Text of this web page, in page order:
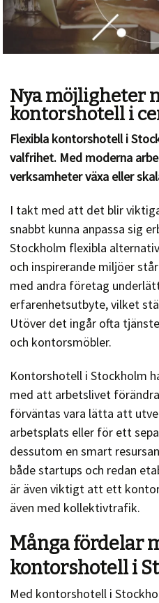
Nya möjligheter
kontorshotell i
Flexibla kontorshotell i
valfrihet. Med moderna
verksamheter växa eller
I takt med att det blir
snabbt kunna anpassa sig
Stockholm flexibla
och inspirerande miljöer
med andra företag
erfarenhetsutbyte, vilket
Utöver det ingår ofta
och kontorsmöbler.
Kontorshotell i Stockholm
med att arbetslivet
förväntas vara lätta att
arbetsplats eller för ett
dessutom en smart
både startups och redan
är även viktigt att ett
även med kollektivtrafik.
Många fördelar
kontorshotell i
Med kontorshotell i